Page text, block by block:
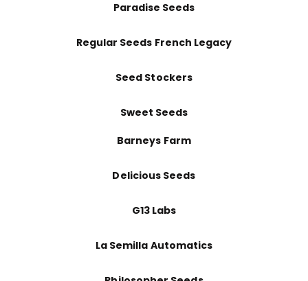
Paradise Seeds
Regular Seeds French Legacy
Seed Stockers
Sweet Seeds
Barneys Farm
Delicious Seeds
G13 Labs
La Semilla Automatics